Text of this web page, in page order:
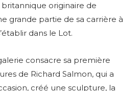
originaire de
grande partie de sa carrière à
dans le Lot.
consacre sa première
de Richard Salmon, qui a
créé une sculpture, la